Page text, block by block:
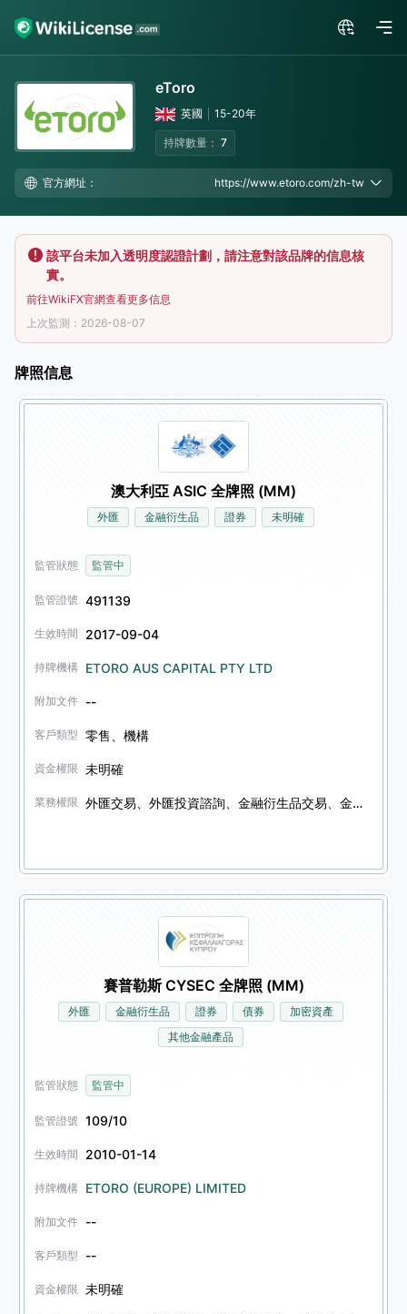
eToro
英國 15-20年
持牌數量： 7
官方網址： https://www.etoro.com/zh-tw
該平台未加入透明度認證計劃，請注意對該品牌的信息核
實。
前往WikiFX官網查看更多信息
上次監測：2026-08-07
牌照信息
澳大利亞 ASIC 全牌照 (MM)
外匯 金融衍生品 證券 未明確
監管狀態 監管中
監管證號 491139
生效時間 2017-09-04
持牌機構 ETORO AUS CAPITAL PTY LTD
附加文件 --
客戶類型 零售、機構
資金權限 未明確
業務權限 外匯交易、外匯投資諮詢、金融衍生品交易、金融衍生品投資諮詢、證券投資諮詢、信託服務
賽普勒斯 CYSEC 全牌照 (MM)
外匯 金融衍生品 證券 債券
加密資產
其他金融產品
監管狀態 監管中
監管證號 109/10
生效時間 2010-01-14
持牌機構 ETORO (EUROPE) LIMITED
附加文件 --
客戶類型 --
資金權限 未明確